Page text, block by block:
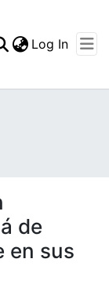
Log In
de
en sus